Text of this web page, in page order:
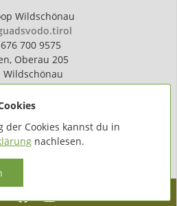
Wildschönau
700 9575
Oberau 205
Wildschönau
byhoferdigital.at
der Cookies kannst du in
nachlesen.